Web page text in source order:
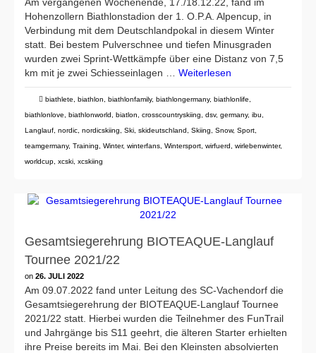
Hohenzollern Biathlonstadion der 1. O.P.A. Alpencup, in
Verbindung mit dem Deutschlandpokal in diesem Winter
statt. Bei bestem Pulverschnee und tiefen Minusgraden
wurden zwei Sprint-Wettkämpfe über eine Distanz von 7,5
km mit je zwei Schiesseinlagen … Weiterlesen
biathlete biathlon biathlonfamily, biathlongermany, biathlonlife
biathlonlove
biathlonworld biatlon crosscountryskiing dsv, germany, ibu
Langlauf nordic nordicskiing Ski skideutschland Skiing Snow, Sport
teamgermany, Training Winter, winterfans Wintersport wirfuerd wirlebenwinter,
worldcup xcski xcskiing
Gesamtsiegerehrung BIOTEAQUE-Langlauf
Tournee 2021/22
on 26. JULI 2022
Am 09.07.2022 fand unter Leitung des SC-Vachendorf die
Gesamtsiegerehrung der BIOTEAQUE-Langlauf Tournee
2021/22 statt. Hierbei wurden die Teilnehmer des FunTrail
und Jahrgänge bis S11 geehrt, die älteren Starter erhielten
ihre Preise bereits im Mai. Bei den Kleinsten absolvierten